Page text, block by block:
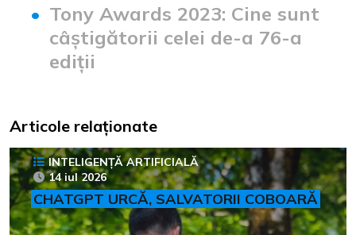
Tony Awards 2023: Cine sunt
câștigătorii celei de-a 76-a
ediții
Articole relaționate
INTELIGENȚĂ ARTIFICIALĂ
14 iul 2026
CHATGPT URCĂ, SALVATORII COBOARĂ